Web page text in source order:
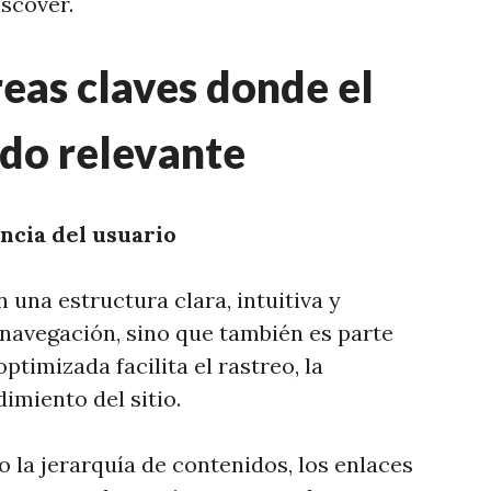
claves donde el
relevante
del usuario
una estructura clara, intuitiva y
sino que también es parte
facilita el rastreo, la
del sitio.
la jerarquía de contenidos, los enlaces